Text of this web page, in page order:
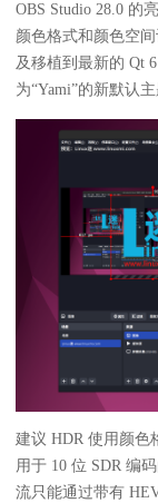
OBS Studio 28.0 的
颜色格式和颜色空
及移植到最新的 Qt
为“Yami”的新默认主
建议 HDR 使用颜色
用于 10 位 SDR 编
流只能通过带有